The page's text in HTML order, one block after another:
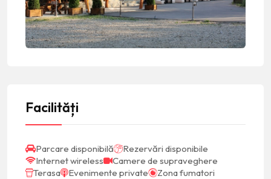
Facilități
Parcare disponibilă
Rezervări disponibile
Internet wireless
Camere de supraveghere
Terasa
Evenimente private Zona fumatori